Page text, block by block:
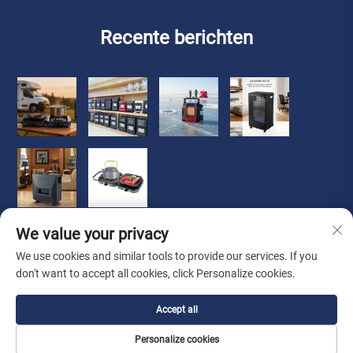
Recente berichten
Copyright © 2026 Zhongshan Luoqi Appliance Co., Ltd. alle
rechten voorbehouden
Over Ons Over Contact
We value your privacy
We use cookies and similar tools to provide our services. If you
don't want to accept all cookies, click Personalize cookies.
Personalize cookies
Accept all